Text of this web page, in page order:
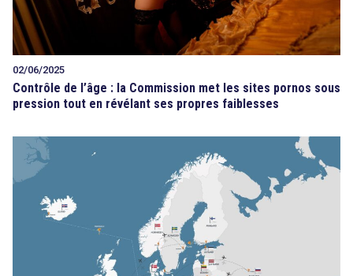
02/06/2025
Contrôle de l’âge : la Commission met les sites pornos sous
pression tout en révélant ses propres faiblesses